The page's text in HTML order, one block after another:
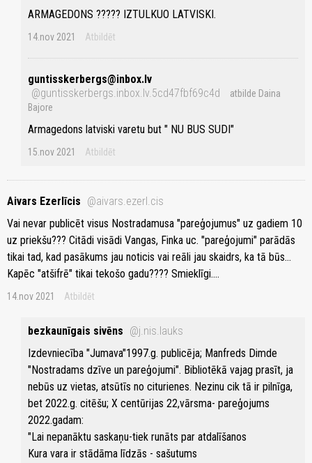
ARMAGEDONS ????? IZTULKUO LATVISKI.
14.nov 2021 Atbildēt
guntisskerbergs@inbox.lv
@guntisskerbergs.inbox.lv.5cd47fbf69c4d
atbilde Daina
Bajore
Armagedons latviski varetu but " NU BUS SUDI"
15.nov 2021 Atbildēt
Aivars Ezerlīcis @aivars.ezerl.cis
Vai nevar publicēt visus Nostradamusa "pareģojumus" uz gadiem 10
uz priekšu??? Citādi visādi Vangas, Finka uc. "pareģojumi" parādās
tikai tad, kad pasākums jau noticis vai reāli jau skaidrs, ka tā būs...
Kapēc "atšifrē" tikai tekošo gadu???? Smieklīgi....
14.nov 2021 Atbildēt
bezkaunīgais sivēns @j.nis.lauks
Izdevniecība "Jumava"1997.g. publicēja; Manfreds Dimde
"Nostradams dzīve un pareģojumi". Bibliotēkā vajag prasīt, ja
nebūs uz vietas, atsūtīs no citurienes. Nezinu cik tā ir pilnīga,
bet 2022.g. citēšu; X centūrijas 22,vārsma- pareģojums
2022.gadam:
"Lai nepanāktu saskaņu-tiek runāts par atdalīšanos
Kura vara ir stādāma līdzās - sašutums